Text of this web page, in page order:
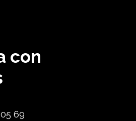
con
69